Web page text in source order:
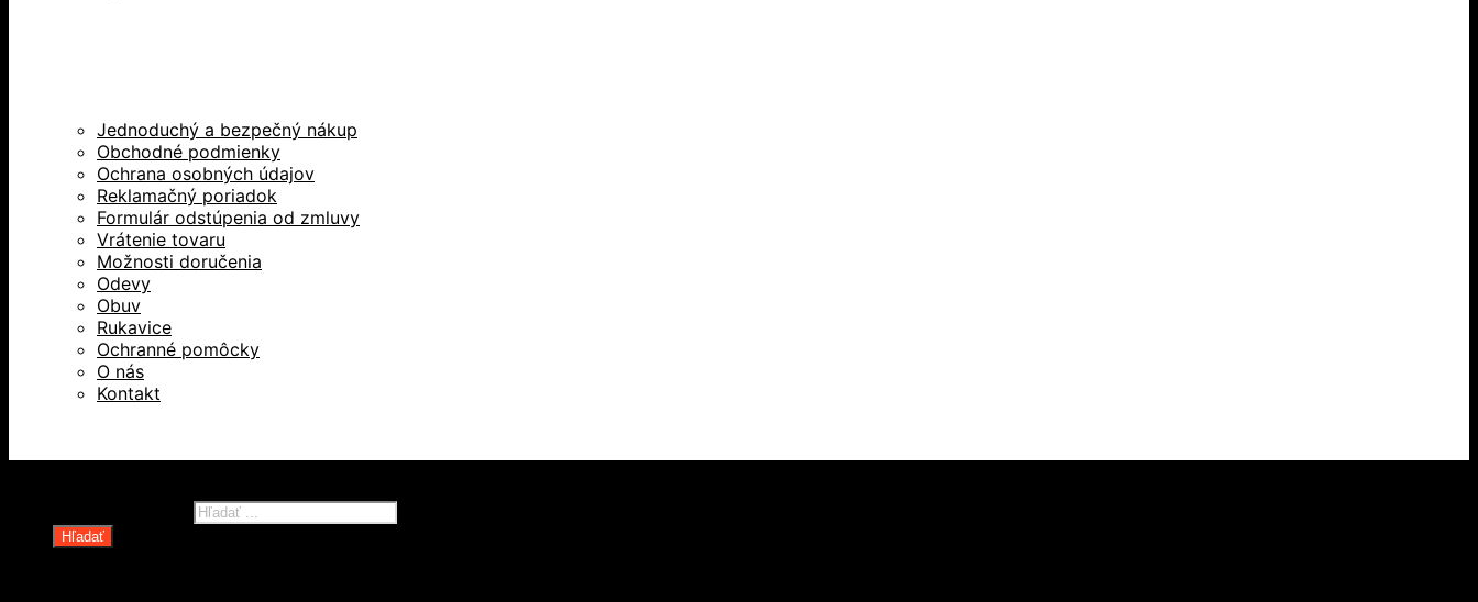
Jednoduchý a bezpečný nákup
Obchodné podmienky
Ochrana osobných údajov
Reklamačný poriadok
Formulár odstúpenia od zmluvy
Vrátenie tovaru
Možnosti doručenia
Odevy
Obuv
Rukavice
Ochranné pomôcky
O nás
Kontakt
Hľadať